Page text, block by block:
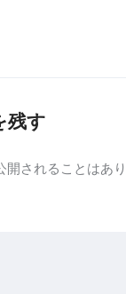
残す
開されることはあり